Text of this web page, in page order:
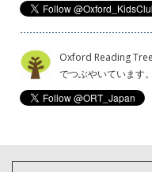
Oxford Reading
でつぶやいています。